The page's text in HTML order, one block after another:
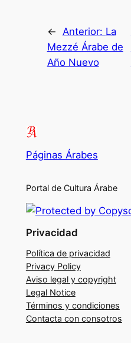
← Anterior: La
Mezzé Árabe de
Año Nuevo
Páginas Árabes
Portal de Cultura Árabe
Privacidad
Política de privacidad
Privacy Policy
Aviso legal y copyright
Legal Notice
Términos y condiciones
Contacta con consotros